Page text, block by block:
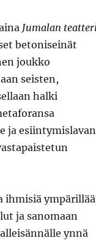
Jumalan
betoniseinät
joukko
seisten,
halki
ja esiintymislavan
ihmisiä
ja sanomaan
ynnä